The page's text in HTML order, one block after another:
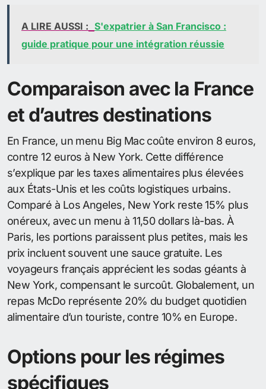
A LIRE AUSSI : S'expatrier à San Francisco :
guide pratique pour une intégration réussie
Comparaison avec la France
et d’autres destinations
En France, un menu Big Mac coûte environ 8 euros,
contre 12 euros à New York. Cette différence
s’explique par les taxes alimentaires plus élevées
aux États-Unis et les coûts logistiques urbains.
Comparé à Los Angeles, New York reste 15% plus
onéreux, avec un menu à 11,50 dollars là-bas. À
Paris, les portions paraissent plus petites, mais les
prix incluent souvent une sauce gratuite. Les
voyageurs français apprécient les sodas géants à
New York, compensant le surcoût. Globalement, un
repas McDo représente 20% du budget quotidien
alimentaire d’un touriste, contre 10% en Europe.
Options pour les régimes
spécifiques